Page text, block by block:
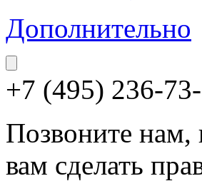
Дополнительно
+7 (495) 236-
Позвоните
вам сделать